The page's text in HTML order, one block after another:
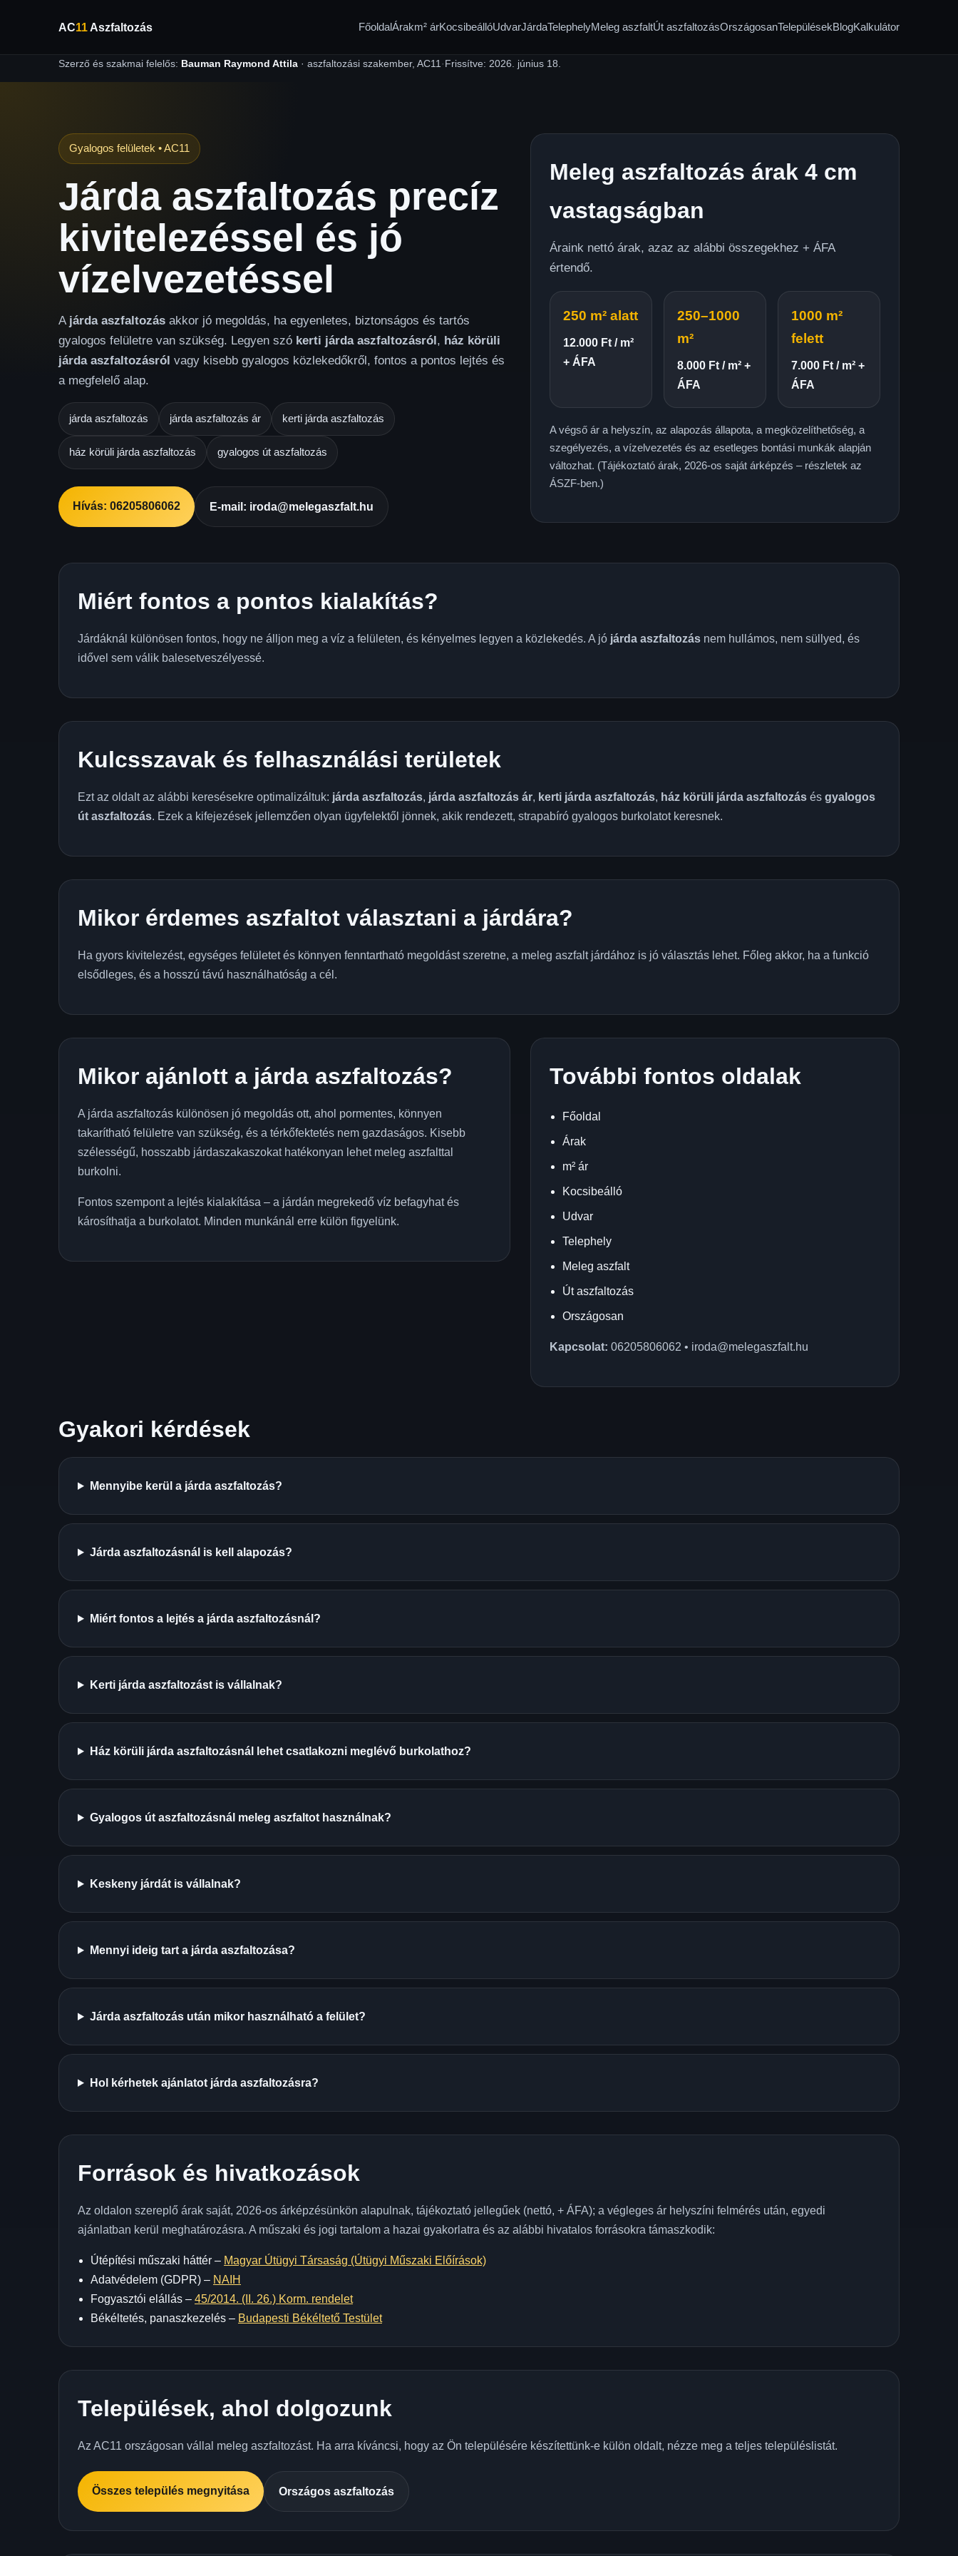
AC11Aszfaltozás FőoldalÁrakm² árKocsibeállóUdvarJárdaTelephelyMeleg aszfaltÚt aszfaltozásOrszágosanTelepülésekBlogKalkulátor
Szerző és szakmai felelős: Bauman Raymond Attila · aszfaltozási szakember, AC11 ·Frissítve: 2026. június 18.
Gyalogos felületek • AC11
Járda aszfaltozás precíz
kivitelezéssel és jó
vízelvezetéssel
A járda aszfaltozás akkor jó megoldás, ha egyenletes, biztonságos és tartós
gyalogos felületre van szükség. Legyen szó kerti járda aszfaltozásról, ház körüli
járda aszfaltozásról vagy kisebb gyalogos közlekedőkről, fontos a pontos lejtés és
a megfelelő alap.
járda aszfaltozás járda aszfaltozás ár kerti járda aszfaltozás
ház körüli járda aszfaltozás gyalogos út aszfaltozás
Hívás: 06205806062 E-mail: iroda@melegaszfalt.hu
Meleg aszfaltozás árak 4 cm
vastagságban
Áraink nettó árak, azaz az alábbi összegekhez + ÁFA
értendő.
250 m² alatt
12.000 Ft / m²
+ ÁFA
250–1000
m²
8.000 Ft / m² +
ÁFA
1000 m²
felett
7.000 Ft / m² +
ÁFA
A végső ár a helyszín, az alapozás állapota, a megközelíthetőség, a
szegélyezés, a vízelvezetés és az esetleges bontási munkák alapján
változhat. (Tájékoztató árak, 2026-os saját árképzés – részletek az
ÁSZF-ben.)
Miért fontos a pontos kialakítás?
Járdáknál különösen fontos, hogy ne álljon meg a víz a felületen, és kényelmes legyen a közlekedés. A jó járda aszfaltozás nem hullámos, nem süllyed, és
idővel sem válik balesetveszélyessé.
Kulcsszavak és felhasználási területek
Ezt az oldalt az alábbi keresésekre optimalizáltuk: járda aszfaltozás, járda aszfaltozás ár, kerti járda aszfaltozás, ház körüli járda aszfaltozás és gyalogos
út aszfaltozás. Ezek a kifejezések jellemzően olyan ügyfelektől jönnek, akik rendezett, strapabíró gyalogos burkolatot keresnek.
Mikor érdemes aszfaltot választani a járdára?
Ha gyors kivitelezést, egységes felületet és könnyen fenntartható megoldást szeretne, a meleg aszfalt járdához is jó választás lehet. Főleg akkor, ha a funkció
elsődleges, és a hosszú távú használhatóság a cél.
Mikor ajánlott a járda aszfaltozás?
A járda aszfaltozás különösen jó megoldás ott, ahol pormentes, könnyen
takarítható felületre van szükség, és a térkőfektetés nem gazdaságos. Kisebb
szélességű, hosszabb járdaszakaszokat hatékonyan lehet meleg aszfalttal
burkolni.
Fontos szempont a lejtés kialakítása – a járdán megrekedő víz befagyhat és
károsíthatja a burkolatot. Minden munkánál erre külön figyelünk.
További fontos oldalak
Főoldal
Árak
m² ár
Kocsibeálló
Udvar
Telephely
Meleg aszfalt
Út aszfaltozás
Országosan
Kapcsolat: 06205806062 • iroda@melegaszfalt.hu
Gyakori kérdések
Mennyibe kerül a járda aszfaltozás?
Járda aszfaltozásnál is kell alapozás?
Miért fontos a lejtés a járda aszfaltozásnál?
Kerti járda aszfaltozást is vállalnak?
Ház körüli járda aszfaltozásnál lehet csatlakozni meglévő burkolathoz?
Gyalogos út aszfaltozásnál meleg aszfaltot használnak?
Keskeny járdát is vállalnak?
Mennyi ideig tart a járda aszfaltozása?
Járda aszfaltozás után mikor használható a felület?
Hol kérhetek ajánlatot járda aszfaltozásra?
Források és hivatkozások
Az oldalon szereplő árak saját, 2026-os árképzésünkön alapulnak, tájékoztató jellegűek (nettó, + ÁFA); a végleges ár helyszíni felmérés után, egyedi
ajánlatban kerül meghatározásra. A műszaki és jogi tartalom a hazai gyakorlatra és az alábbi hivatalos forrásokra támaszkodik:
Útépítési műszaki háttér – Magyar Útügyi Társaság (Útügyi Műszaki Előírások)
Adatvédelem (GDPR) – NAIH
Fogyasztói elállás – 45/2014. (II. 26.) Korm. rendelet
Békéltetés, panaszkezelés – Budapesti Békéltető Testület
Települések, ahol dolgozunk
Az AC11 országosan vállal meleg aszfaltozást. Ha arra kíváncsi, hogy az Ön településére készítettünk-e külön oldalt, nézze meg a teljes településlistát.
Összes település megnyitása Országos aszfaltozás